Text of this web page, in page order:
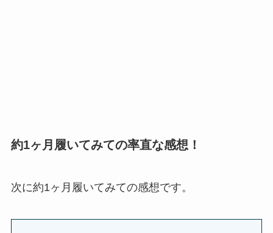
約1ヶ月履いてみての率直な感想！
次に約1ヶ月履いてみての感想です。